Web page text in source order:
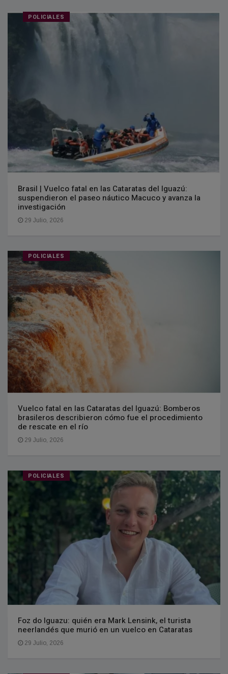
POLICIALES
Brasil | Vuelco fatal en las Cataratas del Iguazú:
suspendieron el paseo náutico Macuco y avanza la
investigación
29 Julio, 2026
POLICIALES
Vuelco fatal en las Cataratas del Iguazú: Bomberos
brasileros describieron cómo fue el procedimiento
de rescate en el río
29 Julio, 2026
POLICIALES
Foz do Iguazu: quién era Mark Lensink, el turista
neerlandés que murió en un vuelco en Cataratas
29 Julio, 2026